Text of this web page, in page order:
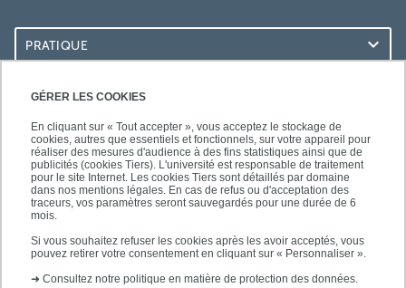
GÉRER LES COOKIES
En cliquant sur « Tout accepter », vous acceptez le stockage de
cookies, autres que essentiels et fonctionnels, sur votre appareil pour
réaliser des mesures d'audience à des fins statistiques ainsi que de
publicités (cookies Tiers). L'université est responsable de traitement
pour le site Internet. Les cookies Tiers sont détaillés par domaine
dans nos mentions légales. En cas de refus ou d'acceptation des
traceurs, vos paramètres seront sauvegardés pour une durée de 6
mois.
Si vous souhaitez refuser les cookies après les avoir acceptés, vous
pouvez retirer votre consentement en cliquant sur « Personnaliser ».
➜ Consultez notre politique en matière de protection des données.
PRATIQUE
RESSOURCES
SUIVEZ-NOUS